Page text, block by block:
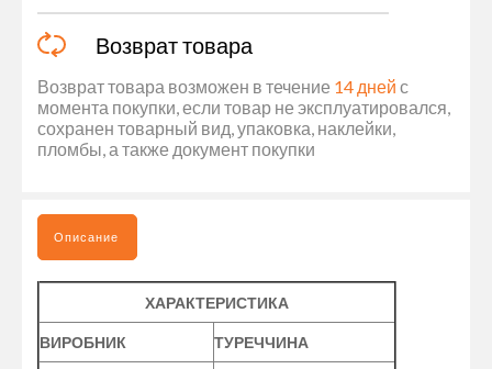
Возврат товара
Возврат товара возможен в течение 14 дней с
момента покупки, если товар не эксплуатировался,
сохранен товарный вид, упаковка, наклейки,
пломбы, а также документ покупки
Описание
ХАРАКТЕРИСТИКА
ВИРОБНИК ТУРЕЧЧИНА